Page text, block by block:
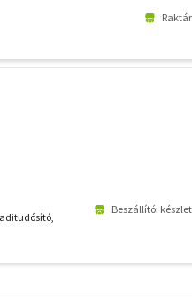
Beszállítói